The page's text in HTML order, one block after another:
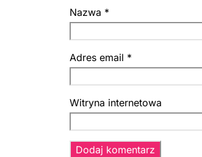
Nazwa *
Adres email *
Witryna internetowa